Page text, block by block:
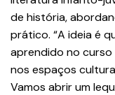
de história,
prático. “A ideia é
aprendido no curso
nos espaços
Vamos abrir um